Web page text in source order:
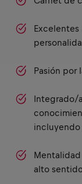
Pasión por
Integrado/
alto